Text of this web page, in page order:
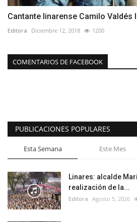
Cantante linarense Camilo Valdés
Editora Diciembre 12, 2018 1200
COMENTARIOS DE FACEBOOK
PUBLICACIONES POPULARES
Esta Semana Este Mes
Linares: alcalde
realización de la...
Editora Agosto 5, 2026